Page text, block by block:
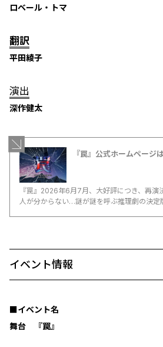
ロベール・トマ
翻訳
平田綾子
演出
深作健太
『罠』公式ホームページ
『罠』2026年6月7月、大好評につき、再演
人が分からない…謎が謎を呼ぶ推理劇の決定
イベント情報
■イベント名
舞台 『罠』